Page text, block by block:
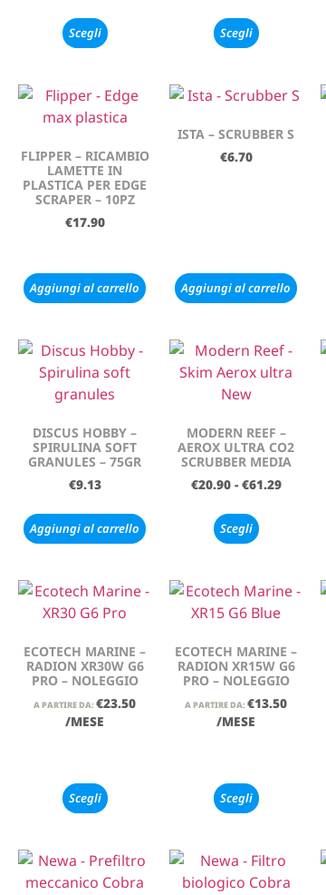
Scegli Scegli
FLIPPER – RICAMBIO
LAMETTE IN
PLASTICA PER EDGE
SCRAPER – 10PZ
€17.90
Aggiungi al carrello
ISTA – SCRUBBER S
€6.70
Aggiungi al carrello
DISCUS HOBBY –
SPIRULINA SOFT
GRANULES – 75GR
€9.13
Aggiungi al carrello
MODERN REEF –
AEROX ULTRA CO2
SCRUBBER MEDIA
€20.90 - €61.29
Scegli
ECOTECH MARINE –
RADION XR30W G6
PRO – NOLEGGIO
A PARTIRE DA: €23.50
/MESE
Scegli
ECOTECH MARINE –
RADION XR15W G6
PRO – NOLEGGIO
A PARTIRE DA: €13.50
/MESE
Scegli